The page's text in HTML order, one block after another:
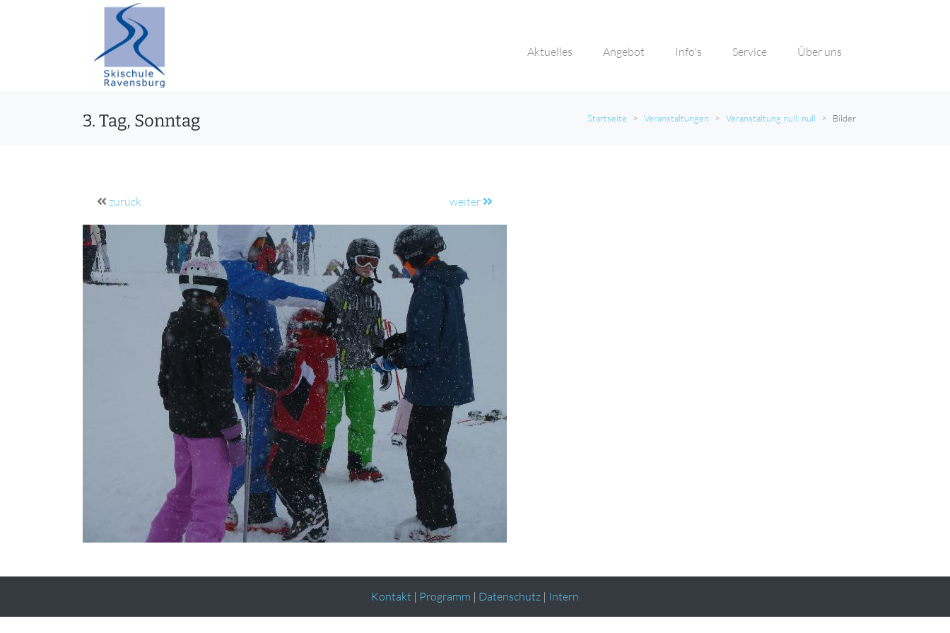
Aktuelles Angebot Info's Service Über uns
3. Tag, Sonntag Startseite Veranstaltungen Veranstaltung null: null Bilder
zurück weiter
Kontakt | Programm | Datenschutz | Intern